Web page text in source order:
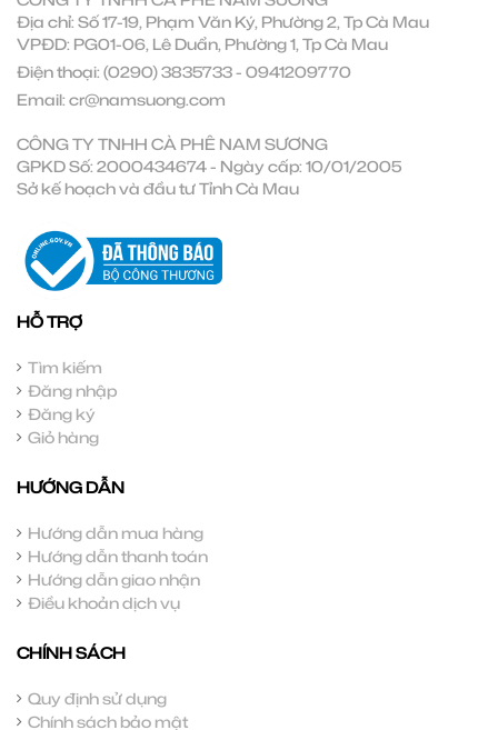
Địa chỉ: Số 17-19, Phạm Văn Ký, Phường 2, Tp Cà Mau
VPĐD: PG01-06, Lê Duẩn, Phường 1, Tp Cà Mau
Điện thoại: (0290) 3835733- 0941209770
Email: cr@namsuong.com
CÔNG TY TNHH CÀ PHÊ NAM SƯƠNG
GPKD Số: 2000434674 - Ngày cấp: 10/01/2005
Sở kế hoạch và đầu tư Tỉnh Cà Mau
HỖ TRỢ
Tìm kiếm
Đăng nhập
Đăng ký
Giỏ hàng
HƯỚNG DẪN
Hướng dẫn mua hàng
Hướng dẫn thanh toán
Hướng dẫn giao nhận
Điều khoản dịch vụ
CHÍNH SÁCH
Quy định sử dụng
Chính sách bảo mật